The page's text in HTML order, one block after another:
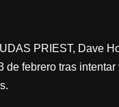
PRIEST, Dave
de febrero tras